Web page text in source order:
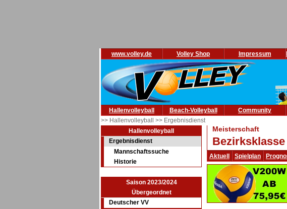
www.volley.de Volley Shop Impressum
Hallenvolleyball Beach-Volleyball Community
>> Hallenvolleyball >> Ergebnisdienst
Hallenvolleyball
Ergebnisdienst
Mannschaftssuche
Historie
Saison 2023/2024
Übergeordnet
Deutscher VV
Meisterschaft
Bezirksklasse
Aktuell Spielplan